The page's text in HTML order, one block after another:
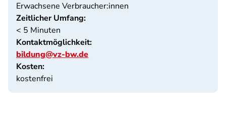
Erwachsene Verbraucher:innen
Zeitlicher Umfang:
< 5 Minuten
Kontaktmöglichkeit:
bildung@vz-bw.de
Kosten:
kostenfrei